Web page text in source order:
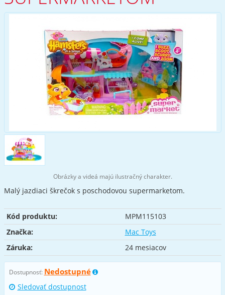
Obrázky a videá majú ilustračný charakter.
Malý jazdiaci škrečok s poschodovou supermarketom.
Kód produktu:
MPM115103
Značka:
Mac Toys
Záruka:
24 mesiacov
Dostupnosť: Nedostupné
Sledovať dostupnost